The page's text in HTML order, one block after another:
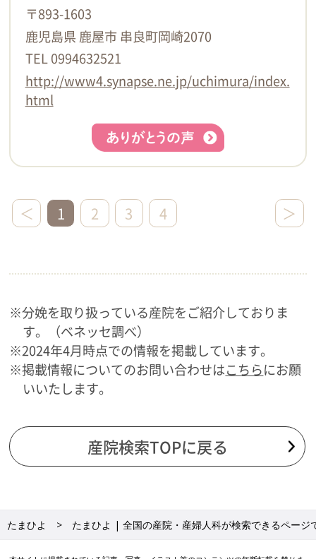
〒893-1603
鹿児島県 鹿屋市 串良町岡崎2070
TEL 0994632521
http://www4.synapse.ne.jp/uchimura/index.
html
＜ 1 2 3 4 ＞
※分娩を取り扱っている産院をご紹介しておりま
す。（ベネッセ調べ）
※2024年4月時点での情報を掲載しています。
※掲載情報についてのお問い合わせはこちらにお願
いいたします。
産院検索TOPに戻る
たまひよ たまひよ | 全国の産院・産婦人科が検索できるページ